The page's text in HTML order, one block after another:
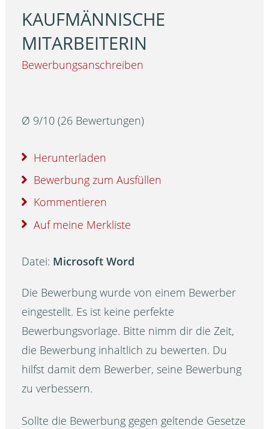
KAUFMÄNNISCHE
MITARBEITERIN
Bewerbungsanschreiben
Ø 9/10 (26 Bewertungen)
Herunterladen
Bewerbung zum Ausfüllen
Kommentieren
Auf meine Merkliste
Datei: Microsoft Word
Die Bewerbung wurde von einem Bewerber
eingestellt. Es ist keine perfekte
Bewerbungsvorlage. Bitte nimm dir die Zeit,
die Bewerbung inhaltlich zu bewerten. Du
hilfst damit dem Bewerber, seine Bewerbung
zu verbessern.
Sollte die Bewerbung gegen geltende Gesetze